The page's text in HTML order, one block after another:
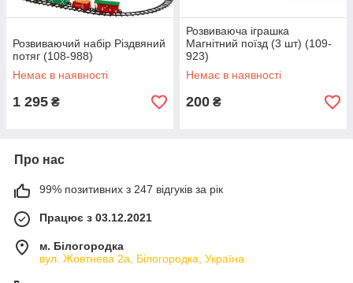
Розвиваючий набір Різдвяний
потяг (108-988)
Немає в наявності
1 295 ₴
Розвиваюча іграшка
Магнітний поїзд (3 шт) (109-
923)
Немає в наявності
200 ₴
Про нас
99% позитивних з 247 відгуків за рік
Працює з 03.12.2021
м. Білогородка
вул. Жовтнева 2а, Білогородка, Україна